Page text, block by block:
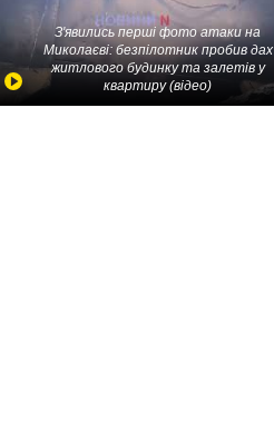
З'явились перші фото атаки на
Миколаєві: безпілотник пробив дах
житлового будинку та залетів у
квартиру (відео)